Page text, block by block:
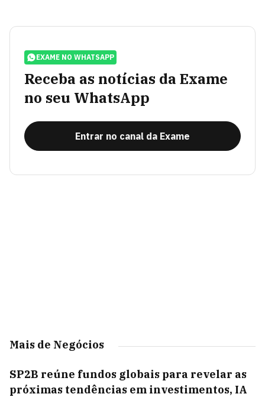
EXAME NO WHATSAPP
Receba as notícias da Exame
no seu WhatsApp
Entrar no canal da Exame
Mais de Negócios
SP2B reúne fundos globais para revelar as
próximas tendências em investimentos, IA